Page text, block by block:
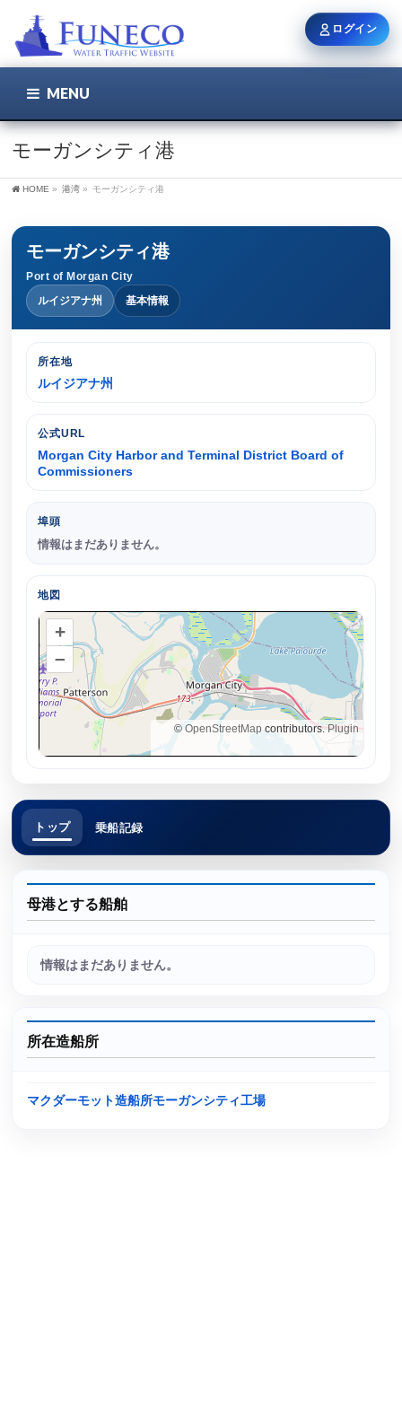
MENU
モーガンシティ港
HOME » 港湾 » モーガンシティ港
モーガンシティ港
Port of Morgan City
ルイジアナ州
基本情報
所在地
ルイジアナ州
公式URL
Morgan City Harbor and Terminal District Board of
Commissioners
埠頭
情報はまだありません。
地図
+
–
© OpenStreetMap contributors.Plugin
トップ 乗船記録
母港とする船舶
情報はまだありません。
所在造船所
マクダーモット造船所モーガンシティ工場
ログイン
ユーザー名 / メール
ログイン状態を保持
新規登録